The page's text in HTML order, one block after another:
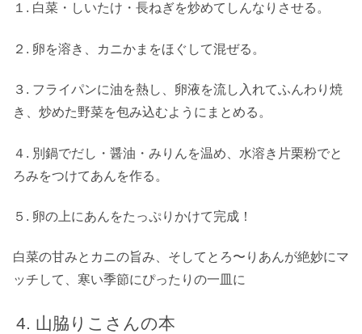
１. 白菜・しいたけ・長ねぎを炒めてしんなりさせる。
２. 卵を溶き、カニかまをほぐして混ぜる。
３. フライパンに油を熱し、卵液を流し入れてふんわり焼
き、炒めた野菜を包み込むようにまとめる。
４. 別鍋でだし・醤油・みりんを温め、水溶き片栗粉でと
ろみをつけてあんを作る。
５. 卵の上にあんをたっぷりかけて完成！
白菜の甘みとカニの旨み、そしてとろ〜りあんが絶妙にマ
ッチして、寒い季節にぴったりの一皿に
山脇りこさんの本